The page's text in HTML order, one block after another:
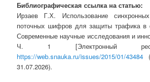
Библиографическая ссылка на статью:
Ирзаев Г.Х. Использование
поточных шифров для защиты трафика в
Современные научные исследования и
Ч. 1 [Электронный
https://web.snauka.ru/issues/2015/01/43484
31.07.2026).